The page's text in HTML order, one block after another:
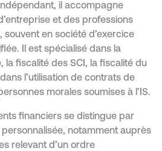
il accompagne
et des professions
souvent en société d’exercice
Il est spécialisé dans la
la fiscalité des SCI, la fiscalité du
l’utilisation de contrats de
morales soumises à l’IS.
financiers se distingue par
notamment auprès
relevant d’un ordre